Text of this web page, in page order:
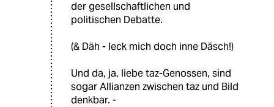
der gesellschaftlichen und
politischen Debatte.
(& Däh - leck mich doch inne Däsch!)
Und da, ja, liebe taz-Genossen, sind
sogar Allianzen zwischen taz und Bild
denkbar. -